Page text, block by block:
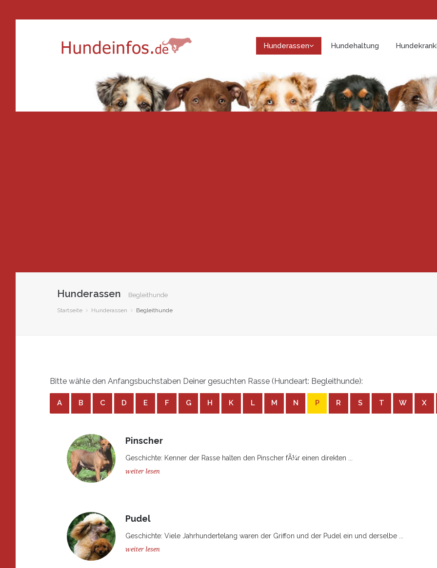
Hunderassen Hundehaltung
Hunderassen Begleithunde
Startseite Hunderassen Begleithunde
Bitte wähle den Anfangsbuchstaben Deiner gesuchten Rasse (Hundeart: Begleithunde):
A B C D E F G H K L M N P R S T W X
Pinscher
Geschichte: Kenner der Rasse halten den Pinscher fÃ¼r einen direkten ...
weiter lesen
Pudel
Geschichte: Viele Jahrhundertelang waren der Griffon und der Pudel ein und derselbe ...
weiter lesen